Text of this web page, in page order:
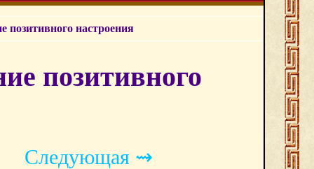
настроения
позитивного
Следующая ⇝